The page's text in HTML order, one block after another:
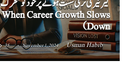
Career Growth Slows
Down)
Usman Habib
November 1, 2024
35